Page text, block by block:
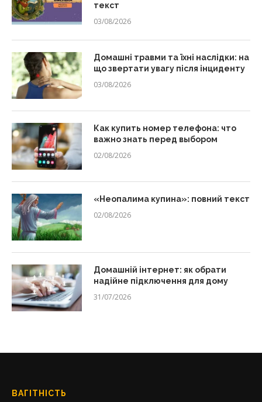
текст
03/08/2026
Домашні травми та їхні наслідки: на
що звертати увагу після інциденту
03/08/2026
Как купить номер телефона: что
важно знать перед выбором
02/08/2026
«Неопалима купина»: повний текст
02/08/2026
Домашній інтернет: як обрати
надійне підключення для дому
31/07/2026
ВАГІТНІСТЬ